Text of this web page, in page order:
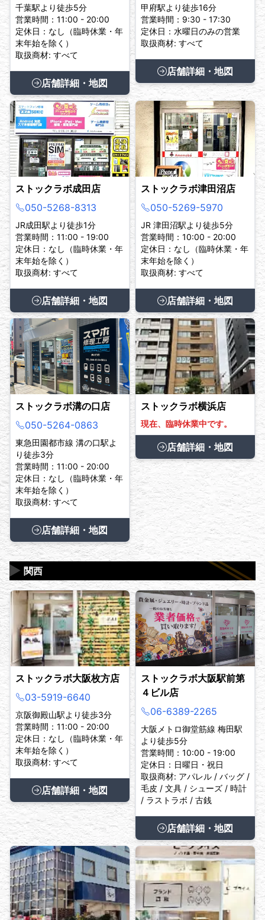
千葉駅より徒歩5分
営業時間：11:00 - 20:00
定休日：なし（臨時休業・年
末年始を除く）
取扱商材: すべて
店舗詳細・地図
甲府駅より徒歩16分
営業時間：9:30 - 17:30
定休日：水曜日のみの営業
取扱商材: すべて
店舗詳細・地図
ストックラボ成田店
050-5268-8313
JR成田駅より徒歩1分
営業時間：11:00 - 19:00
定休日：なし（臨時休業・年
末年始を除く）
取扱商材: すべて
店舗詳細・地図
ストックラボ津田沼店
050-5269-5970
JR 津田沼駅より徒歩5分
営業時間：10:00 - 20:00
定休日：なし（臨時休業・年
末年始を除く）
取扱商材: すべて
店舗詳細・地図
ストックラボ溝の口店
050-5264-0863
東急田園都市線 溝の口駅よ
り徒歩3分
営業時間：11:00 - 20:00
定休日：なし（臨時休業・年
末年始を除く）
取扱商材: すべて
店舗詳細・地図
ストックラボ横浜店
現在、臨時休業中です。
店舗詳細・地図
関西
▶
ストックラボ大阪枚方店
03-5919-6640
京阪御殿山駅より徒歩3分
営業時間：11:00 - 20:00
定休日：なし（臨時休業・年
末年始を除く）
取扱商材: すべて
店舗詳細・地図
ストックラボ大阪駅前第
４ビル店
06-6389-2265
大阪メトロ御堂筋線 梅田駅
より徒歩5分
営業時間：10:00 - 19:00
定休日：日曜日・祝日
取扱商材: アパレル / バッグ /
毛皮 / 文具 / シューズ / 時計
/ ラストラボ / 古銭
店舗詳細・地図